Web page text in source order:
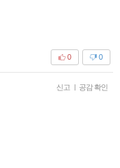
0
0
신고 | 공감 확인